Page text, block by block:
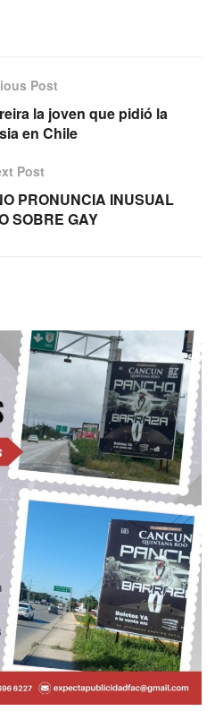
Post
la joven que pidió la
en Chile
Post
PRONUNCIA INUSUAL
SOBRE GAY